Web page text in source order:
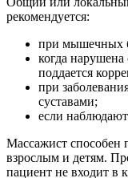
рекомендуется:
при мышечных
когда нарушена
поддается
при
суставами;
если
Массажист способен
взрослым и детям.
пациент не входит в